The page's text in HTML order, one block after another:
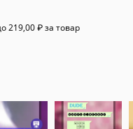
219,00 ₽ за товар